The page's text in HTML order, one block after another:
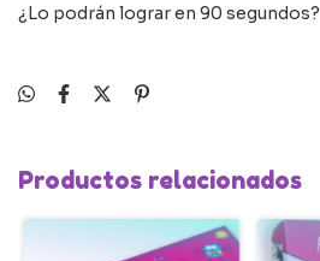
¿Lo podrán lograr en 90 segundos?
Productos relacionados